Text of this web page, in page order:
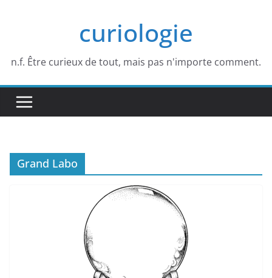
curiologie
n.f. Être curieux de tout, mais pas n'importe comment.
Grand Labo